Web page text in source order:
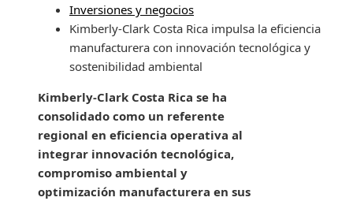
Inversiones y negocios
Kimberly-Clark Costa Rica impulsa la eficiencia
manufacturera con innovación tecnológica y
sostenibilidad ambiental
Kimberly-Clark Costa Rica se ha
consolidado como un referente
regional en eficiencia operativa al
integrar innovación tecnológica,
compromiso ambiental y
optimización manufacturera en sus